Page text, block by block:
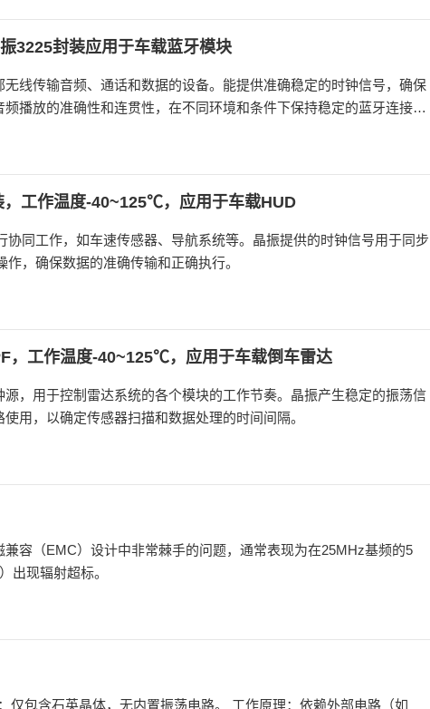
3225封装应用于车载蓝牙模块
线传输音频、通话和数据的设备。能提供准确稳定的时钟信号，确保
播放的准确性和连贯性，在不同环境和条件下保持稳定的蓝牙连接，
工作温度-40~125℃，应用于车载HUD
同工作，如车速传感器、导航系统等。晶振提供的时钟信号用于同步
，确保数据的准确传输和正确执行。
，工作温度-40~125℃，应用于车载倒车雷达
，用于控制雷达系统的各个模块的工作节奏。晶振产生稳定的振荡信
用，以确定传感器扫描和数据处理的时间间隔。
容（EMC）设计中非常棘手的问题，通常表现为在25MHz基频的5
出现辐射超标。
仅包含石英晶体，无内置振荡电路。 工作原理：依赖外部电路（如